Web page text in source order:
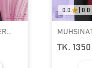
0.0 | 0.0
MUHSINAT DOUBLE LAYER
READY HIJAB | GT-1864